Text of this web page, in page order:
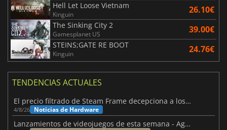
Hell Let Loose Vietnam
Kinguin 26.10€
The Sinking City 2
Gamesplanet US 39.00€
STEINS;GATE RE BOOT
Kinguin 24.76€
TENDENCIAS ACTUALES
El precio filtrado de Steam Frame decepciona a los usuarios
4/8/26 Noticias de Hardware
Lanzamientos de videojuegos de esta semana - Agosto de 2026 (semana 32)